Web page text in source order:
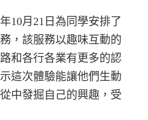
10月21日為同學安排了
，該服務以趣味互動的
和各行各業有更多的認
這次體驗能讓他們生動
中發掘自己的興趣，受